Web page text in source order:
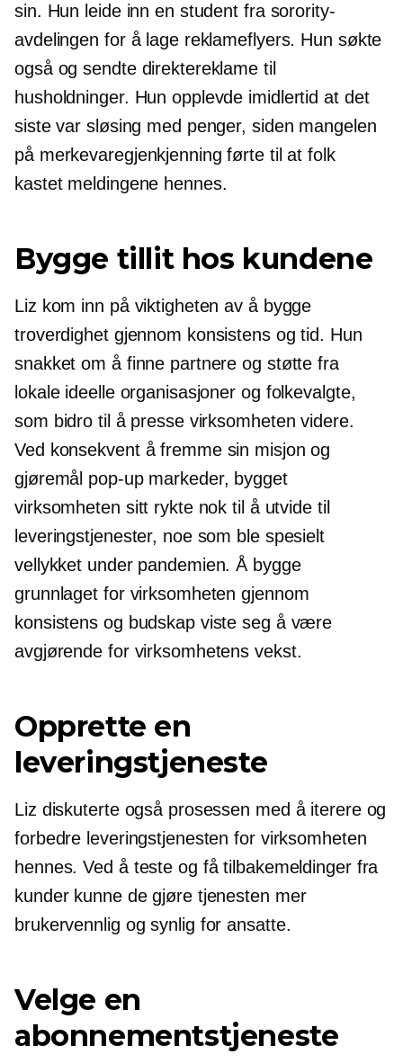
sin. Hun leide inn en student fra sorority-
avdelingen for å lage reklameflyers. Hun søkte
også og sendte direktereklame til
husholdninger. Hun opplevde imidlertid at det
siste var sløsing med penger, siden mangelen
på merkevaregjenkjenning førte til at folk
kastet meldingene hennes.
Bygge tillit hos kundene
Liz kom inn på viktigheten av å bygge
troverdighet gjennom konsistens og tid. Hun
snakket om å finne partnere og støtte fra
lokale ideelle organisasjoner og folkevalgte,
som bidro til å presse virksomheten videre.
Ved konsekvent å fremme sin misjon og
gjøremål pop-upmarkeder, bygget
virksomheten sitt rykte nok til å utvide til
leveringstjenester, noe som ble spesielt
vellykket under pandemien. Å bygge
grunnlaget for virksomheten gjennom
konsistens og budskap viste seg å være
avgjørende for virksomhetens vekst.
Opprette en
leveringstjeneste
Liz diskuterte også prosessen med å iterere og
forbedre leveringstjenesten for virksomheten
hennes. Ved å teste og få tilbakemeldinger fra
kunder kunne de gjøre tjenesten mer
brukervennlig og synlig for ansatte.
Velge en
abonnementstjeneste